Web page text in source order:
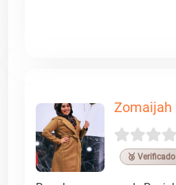
Zomaijah
🥉 Verificado